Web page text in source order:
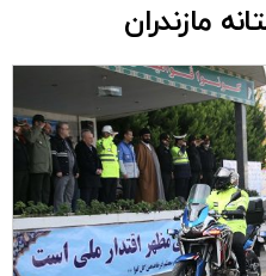
مازندران